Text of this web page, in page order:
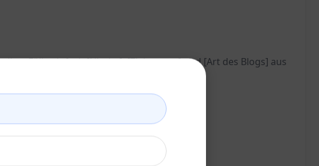
Fülle einfach [Nische], [Zielgruppe] und [Art des Blogs] aus